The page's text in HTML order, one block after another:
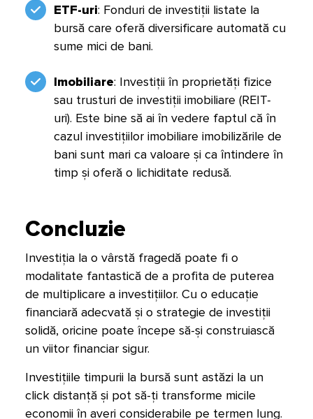
ETF-uri: Fonduri de investiții listate la
bursă care oferă diversificare automată cu
sume mici de bani.
Imobiliare: Investiții în proprietăți fizice
sau trusturi de investiții imobiliare (REIT-
uri). Este bine să ai în vedere faptul că în
cazul investițiilor imobiliare imobilizările de
bani sunt mari ca valoare și ca întindere în
timp și oferă o lichiditate redusă.
Concluzie
Investiția la o vârstă fragedă poate fi o
modalitate fantastică de a profita de puterea
de multiplicare a investițiilor. Cu o educație
financiară adecvată și o strategie de investiții
solidă, oricine poate începe să-și construiască
un viitor financiar sigur.
Investițiile timpurii la bursă sunt astăzi la un
click distanță și pot să-ți transforme micile
economii în averi considerabile pe termen lung.